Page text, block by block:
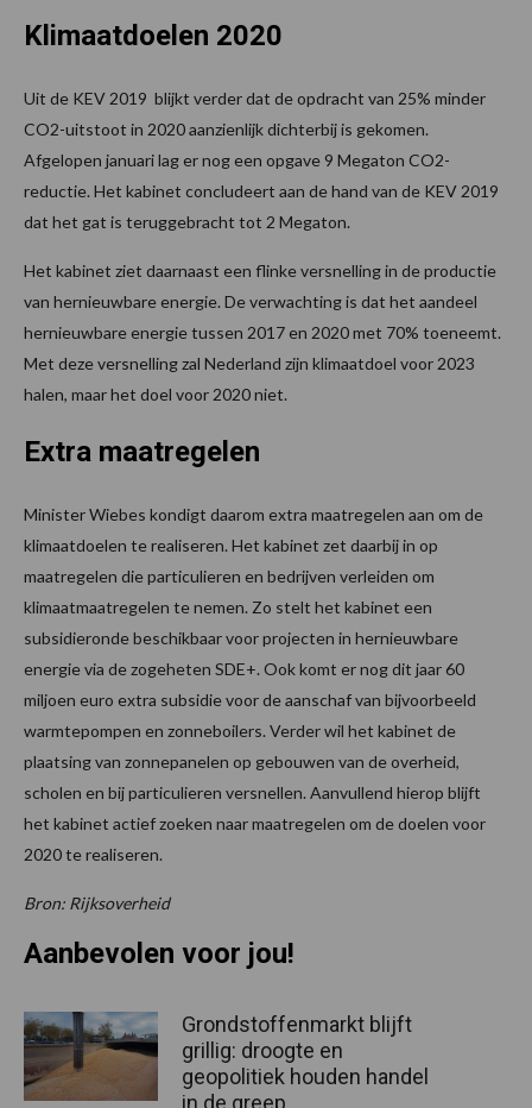
Klimaatdoelen 2020
Uit de KEV 2019 blijkt verder dat de opdracht van 25% minder
CO2-uitstoot in 2020 aanzienlijk dichterbij is gekomen.
Afgelopen januari lag er nog een opgave 9 Megaton CO2-
reductie. Het kabinet concludeert aan de hand van de KEV 2019
dat het gat is teruggebracht tot 2 Megaton.
Het kabinet ziet daarnaast een flinke versnelling in de productie
van hernieuwbare energie. De verwachting is dat het aandeel
hernieuwbare energie tussen 2017 en 2020 met 70% toeneemt.
Met deze versnelling zal Nederland zijn klimaatdoel voor 2023
halen, maar het doel voor 2020 niet.
Extra maatregelen
Minister Wiebes kondigt daarom extra maatregelen aan om de
klimaatdoelen te realiseren. Het kabinet zet daarbij in op
maatregelen die particulieren en bedrijven verleiden om
klimaatmaatregelen te nemen. Zo stelt het kabinet een
subsidieronde beschikbaar voor projecten in hernieuwbare
energie via de zogeheten SDE+. Ook komt er nog dit jaar 60
miljoen euro extra subsidie voor de aanschaf van bijvoorbeeld
warmtepompen en zonneboilers. Verder wil het kabinet de
plaatsing van zonnepanelen op gebouwen van de overheid,
scholen en bij particulieren versnellen. Aanvullend hierop blijft
het kabinet actief zoeken naar maatregelen om de doelen voor
2020 te realiseren.
Bron: Rijksoverheid
Aanbevolen voor jou!
Grondstoffenmarkt blijft
grillig: droogte en
geopolitiek houden handel
in de greep